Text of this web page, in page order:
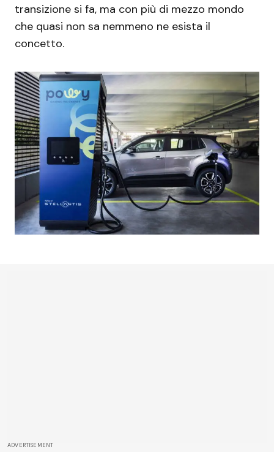
transizione si fa, ma con più di mezzo mondo
che quasi non sa nemmeno ne esista il
concetto.
ADVERTISEMENT